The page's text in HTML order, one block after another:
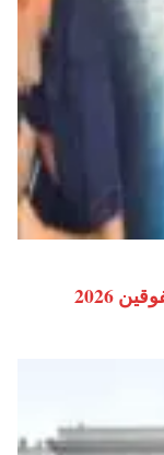
فتح رابط موقع التقديم في مدارس المتفوقين 2026